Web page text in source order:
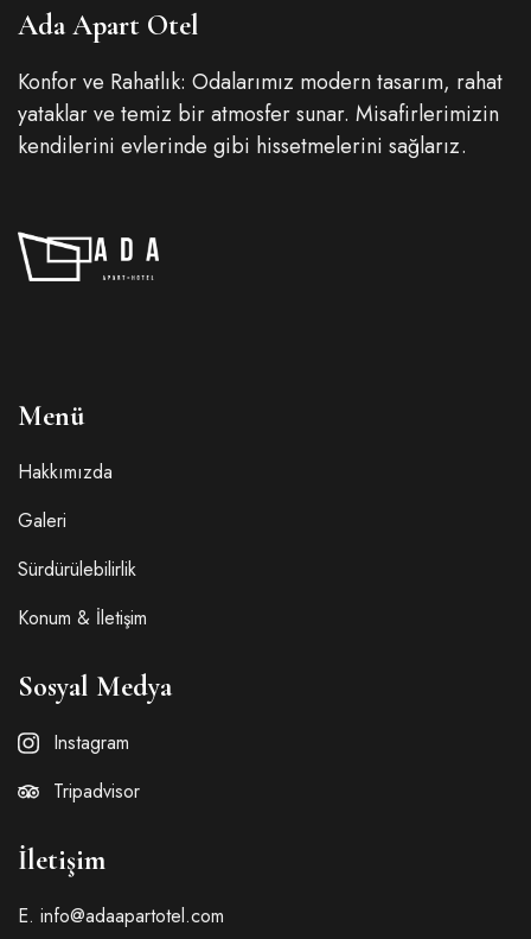
Ada Apart Otel
Konfor ve Rahatlık: Odalarımız modern tasarım, rahat
yataklar ve temiz bir atmosfer sunar. Misafirlerimizin
kendilerini evlerinde gibi hissetmelerini sağlarız.
Menü
Hakkımızda
Galeri
Sürdürülebilirlik
Konum & İletişim
Sosyal Medya
Instagram
Tripadvisor
İletişim
E. info@adaapartotel.com